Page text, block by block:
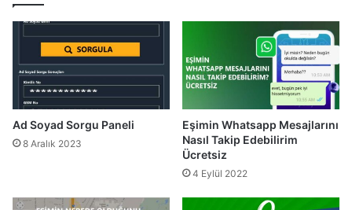
Ad Soyad Sorgu Paneli
8 Aralık 2023
Eşimin Whatsapp Mesajlarını
Nasıl Takip Edebilirim
Ücretsiz
4 Eylül 2022